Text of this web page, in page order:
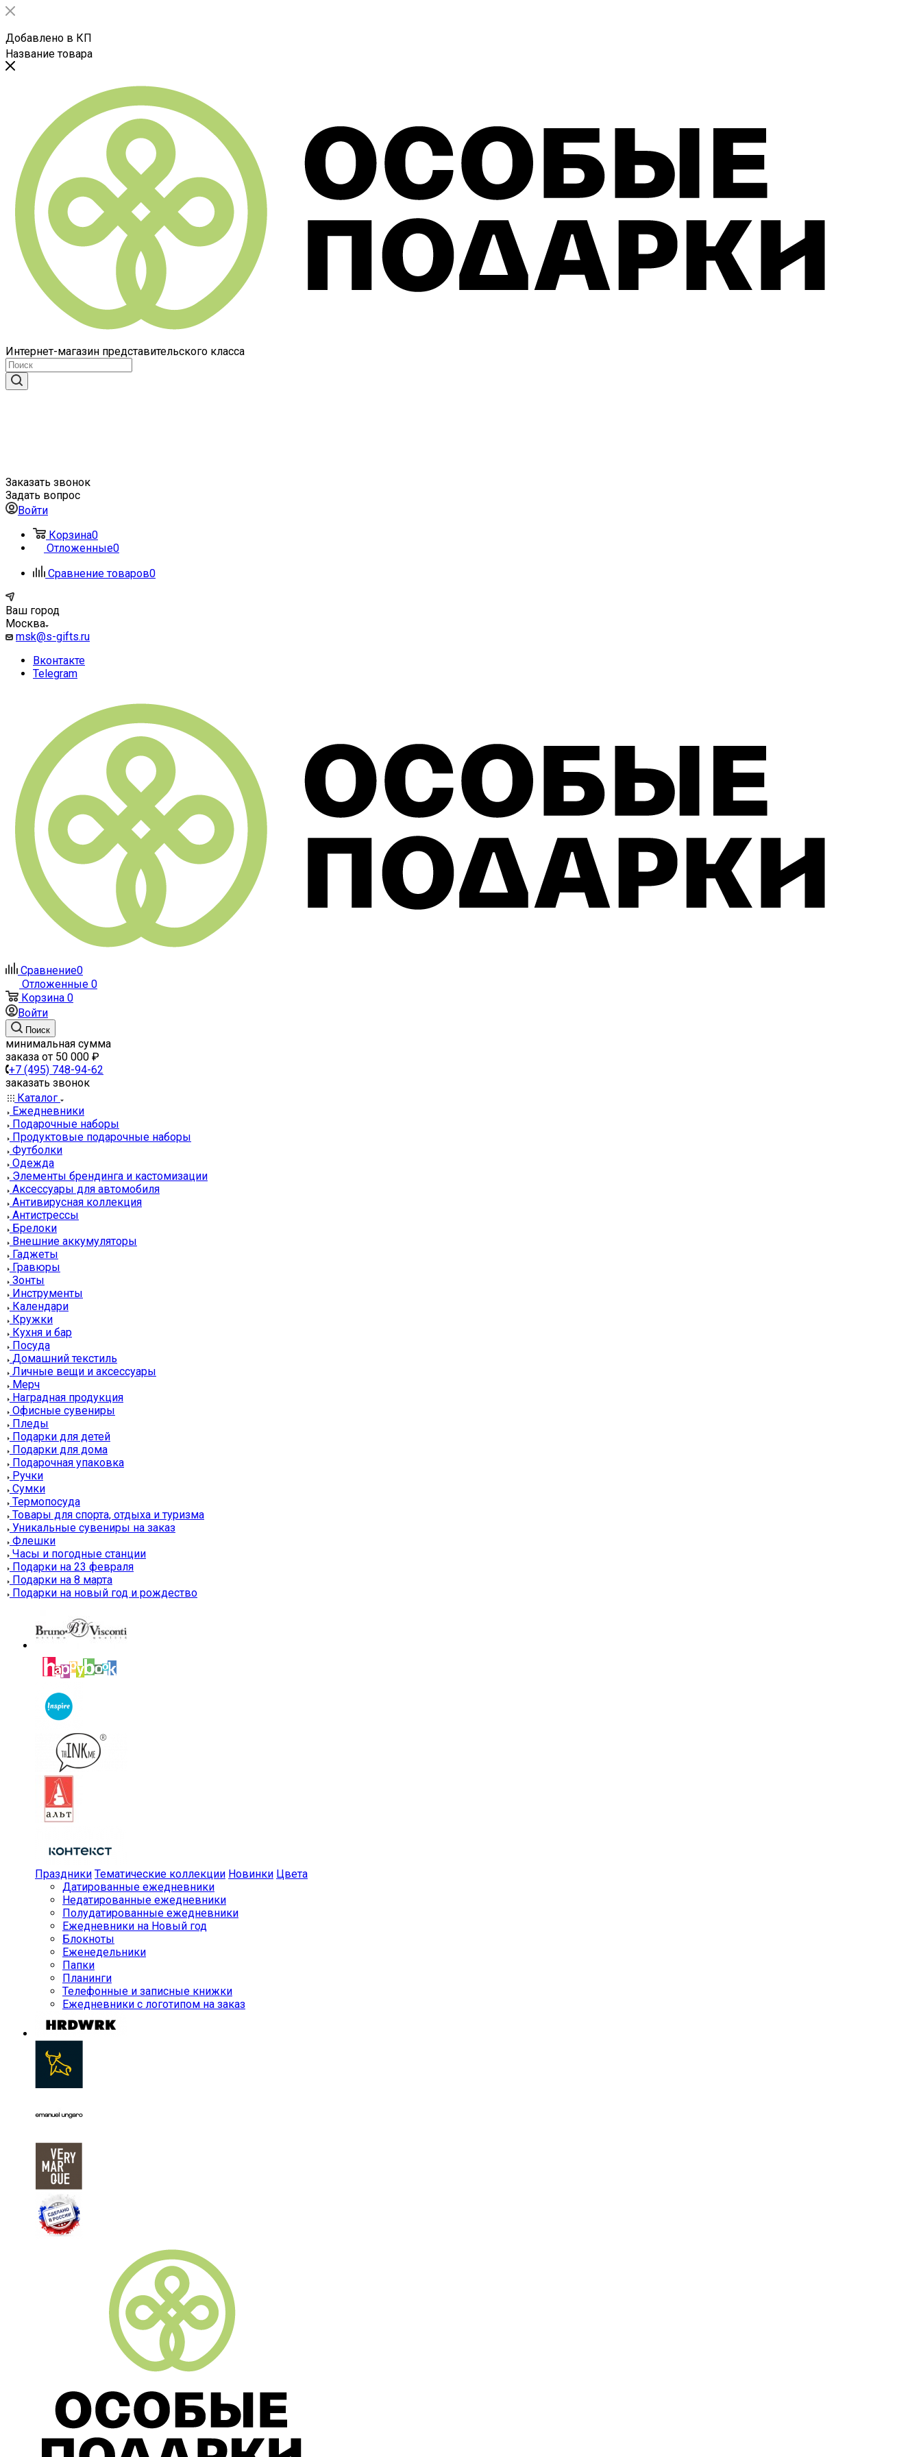
Добавлено в КП
Название товара
Интернет-магазин представительского класса
Заказать звонок
Задать вопрос
Войти
Корзина0
Отложенные0
Сравнение товаров0
Ваш город
Москва
msk@s-gifts.ru
Вконтакте
Telegram
Сравнение0
Отложенные 0
Корзина 0
Войти
Поиск
минимальная сумма
заказа от 50 000 ₽
+7 (495) 748-94-62
заказать звонок
Каталог
Ежедневники
Подарочные наборы
Продуктовые подарочные наборы
Футболки
Одежда
Элементы брендинга и кастомизации
Аксессуары для автомобиля
Антивирусная коллекция
Антистрессы
Брелоки
Внешние аккумуляторы
Гаджеты
Гравюры
Зонты
Инструменты
Календари
Кружки
Кухня и бар
Посуда
Домашний текстиль
Личные вещи и аксессуары
Мерч
Наградная продукция
Офисные сувениры
Пледы
Подарки для детей
Подарки для дома
Подарочная упаковка
Ручки
Сумки
Термопосуда
Товары для спорта, отдыха и туризма
Уникальные сувениры на заказ
Флешки
Часы и погодные станции
Подарки на 23 февраля
Подарки на 8 марта
Подарки на новый год и рождество
Праздники Тематические коллекции Новинки Цвета
Датированные ежедневники
Недатированные ежедневники
Полудатированные ежедневники
Ежедневники на Новый год
Блокноты
Еженедельники
Папки
Планинги
Телефонные и записные книжки
Ежедневники с логотипом на заказ